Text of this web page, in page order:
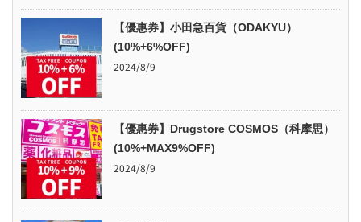
【優惠券】小田急百貨（ODAKYU）
(10%+6%OFF)
2024/8/9
【優惠券】Drugstore COSMOS（科摩思）
(10%+MAX9%OFF)
2024/8/9